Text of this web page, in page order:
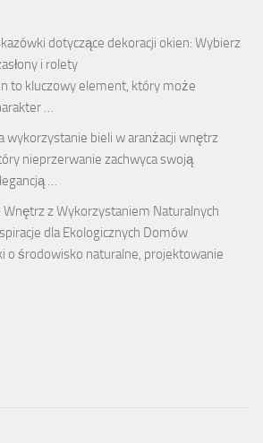
dotyczące dekoracji okien: Wybierz
i rolety
to kluczowy element, który może
…
wykorzystanie bieli w aranżacji wnętrz
nieprzerwanie zachwyca swoją
…
z Wykorzystaniem Naturalnych
dla Ekologicznych Domów
o środowisko naturalne, projektowanie